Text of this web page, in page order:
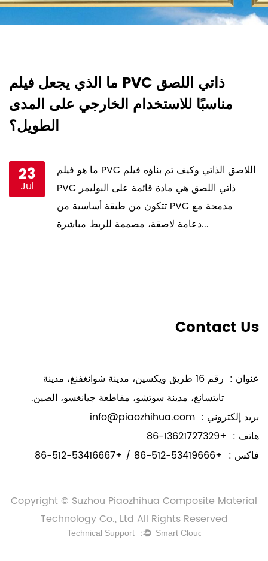
ما الذي يجعل فيلم PVC ذاتي اللصق
مناسبًا للاستخدام الخارجي على المدى
الطويل؟
23
Jul
ما هو فيلم PVC اللاصق الذاتي وكيف تم بناؤه فيلم
PVC ذاتي اللصق هي مادة قائمة على البوليمر
تتكون من طبقة أساسية من PVC مدمجة مع
دعامة لاصقة، مصممة للربط مباشرة...
Contact Us
عنوان :
رقم 16 طريق ويكسين، مدينة شوانغفنغ، مدينة
تايتسانغ، مدينة سوتشو، مقاطعة جيانغسو، الصين.
بريد إلكتروني : info@piaozhihua.com
هاتف : +86-13621727329
فاكس : +86-512-53419666 / +86-512-53416667
Copyright © Suzhou Piaozhihua Composite Material
Technology Co., Ltd All Rights Reserved